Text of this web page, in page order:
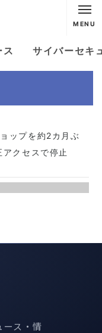
MENU
ス サイバーセキ
ップを約2カ月ぶ
クセスで停止
ス・情